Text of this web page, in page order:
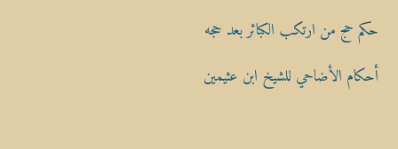
حكم حج من ارتكب الكبائر بعد حجه
أحكام الأضاحي للشيخ ابن عثيمين